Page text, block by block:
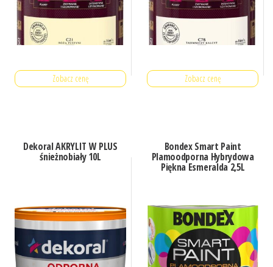
Zobacz cenę Zobacz cenę
Dekoral AKRYLIT W PLUS
śnieżnobiały 10L
Bondex Smart Paint
Plamoodporna Hybrydowa
Piękna Esmeralda 2,5L